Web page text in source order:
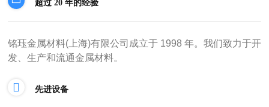
超过 20 年的经验
铭珏金属材料(上海)有限公司成立于 1998 年。我们致力于开
发、生产和流通金属材料。
先进设备